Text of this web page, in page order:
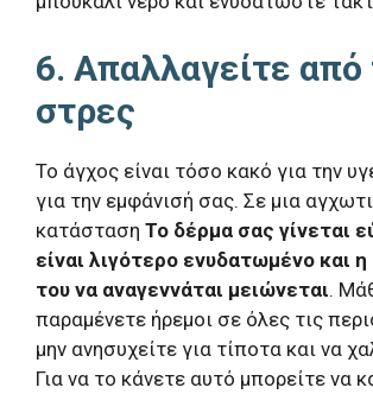
6. Απαλλαγείτε από
στρες
Το άγχος είναι τόσο κακό για την
για την εμφάνισή σας. Σε μια
κατάσταση Το δέρμα σας γίνεται
είναι λιγότερο ενυδατωμένο και
του να αναγεννάται μειώνεται.
παραμένετε ήρεμοι σε όλες τις
μην ανησυχείτε για τίποτα και να
Για να το κάνετε αυτό μπορείτε να